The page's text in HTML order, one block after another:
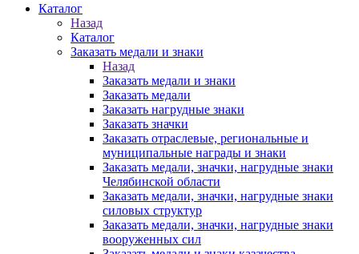
Каталог
Назад
Каталог
Заказать медали и знаки
Назад
Заказать медали и знаки
Заказать медали
Заказать нагрудные знаки
Заказать значки
Заказать отраслевые, региональные и
муниципальные награды и знаки
Заказать медали, значки, нагрудные знаки
Челябинской области
Заказать медали, значки, нагрудные знаки
силовых структур
Заказать медали, значки, нагрудные знаки
вооруженных сил